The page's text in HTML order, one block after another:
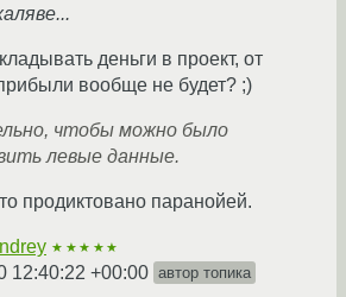
деньги в проект, от
вообще не будет? ;)
чтобы можно было
левые данные.
продиктовано паранойей.
★★★★★
12:40:22 +00:00 автор топика